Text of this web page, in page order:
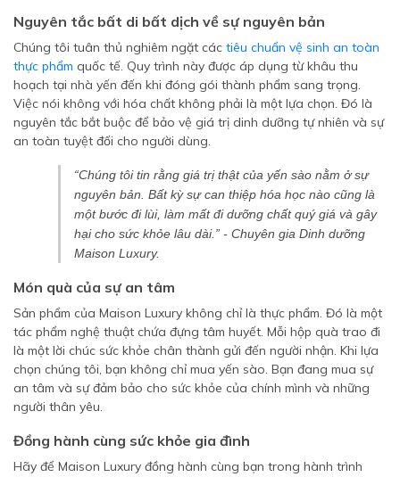
Nguyên tắc bất di bất dịch về sự nguyên bản
Chúng tôi tuân thủ nghiêm ngặt các tiêu chuẩn vệ sinh an toàn
thực phẩm quốc tế. Quy trình này được áp dụng từ khâu thu
hoạch tại nhà yến đến khi đóng gói thành phẩm sang trọng.
Việc nói không với hóa chất không phải là một lựa chọn. Đó là
nguyên tắc bắt buộc để bảo vệ giá trị dinh dưỡng tự nhiên và sự
an toàn tuyệt đối cho người dùng.
“Chúng tôi tin rằng giá trị thật của yến sào nằm ở sự
nguyên bản. Bất kỳ sự can thiệp hóa học nào cũng là
một bước đi lùi, làm mất đi dưỡng chất quý giá và gây
hại cho sức khỏe lâu dài.” - Chuyên gia Dinh dưỡng
Maison Luxury.
Món quà của sự an tâm
Sản phẩm của Maison Luxury không chỉ là thực phẩm. Đó là một
tác phẩm nghệ thuật chứa đựng tâm huyết. Mỗi hộp quà trao đi
là một lời chúc sức khỏe chân thành gửi đến người nhận. Khi lựa
chọn chúng tôi, bạn không chỉ mua yến sào. Bạn đang mua sự
an tâm và sự đảm bảo cho sức khỏe của chính mình và những
người thân yêu.
Đồng hành cùng sức khỏe gia đình
Hãy để Maison Luxury đồng hành cùng bạn trong hành trình